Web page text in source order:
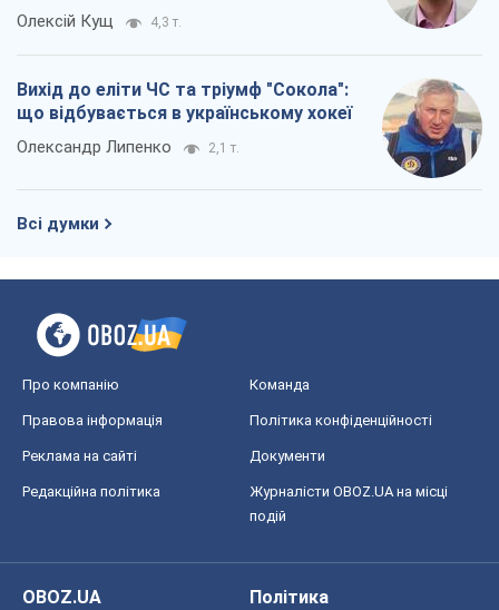
Олексій Кущ 4,3 т.
Вихід до еліти ЧС та тріумф "Сокола":
що відбувається в українському хокеї
Олександр Липенко 2,1 т.
Всі думки
Про компанію Команда
Правова інформація Політика конфіденційності
Реклама на сайті Документи
Редакційна політика
Журналісти OBOZ.UA на місці
подій
OBOZ.UA
Політика